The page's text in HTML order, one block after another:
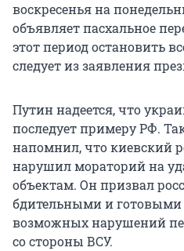
воскресенья на
объявляет пасхальное
этот период остановить
следует из заявления
Путин надеется, что
последует примеру РФ.
напомнил, что киевский
нарушил мораторий на
объектам. Он призвал
бдительными и
возможных нарушений
со стороны ВСУ.